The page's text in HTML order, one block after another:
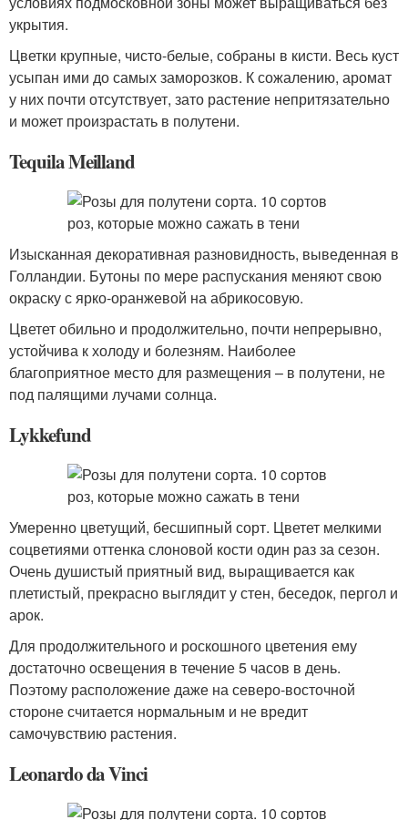
укрытия.
Цветки крупные, чисто-белые, собраны в кисти. Весь куст
усыпан ими до самых заморозков. К сожалению, аромат
у них почти отсутствует, зато растение непритязательно
и может произрастать в полутени.
Tequila Meilland
Изысканная декоративная разновидность, выведенная в
Голландии. Бутоны по мере распускания меняют свою
окраску с ярко-оранжевой на абрикосовую.
Цветет обильно и продолжительно, почти непрерывно,
устойчива к холоду и болезням. Наиболее
благоприятное место для размещения – в полутени, не
под палящими лучами солнца.
Lykkefund
Умеренно цветущий, бесшипный сорт. Цветет мелкими
соцветиями оттенка слоновой кости один раз за сезон.
Очень душистый приятный вид, выращивается как
плетистый, прекрасно выглядит у стен, беседок, пергол и
арок.
Для продолжительного и роскошного цветения ему
достаточно освещения в течение 5 часов в день.
Поэтому расположение даже на северо-восточной
стороне считается нормальным и не вредит
самочувствию растения.
Leonardo da Vinci